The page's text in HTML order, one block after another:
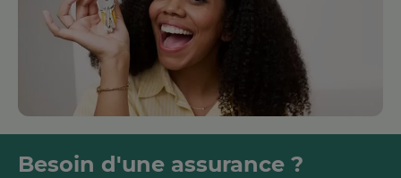
Besoin d'une assurance ?